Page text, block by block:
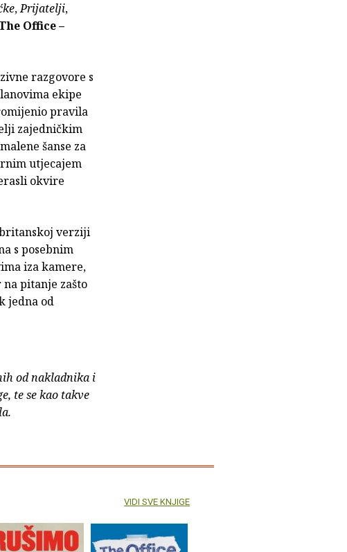
,Prijatelji,
Office –
razgovore s
ekipe
pravila
zajedničkim
šanse za
utjecajem
okvire
verziji
s posebnim
iza kamere,
pitanje zašto
jedna od
od nakladnika i
te se kao takve
VIDI SVE KNJIGE